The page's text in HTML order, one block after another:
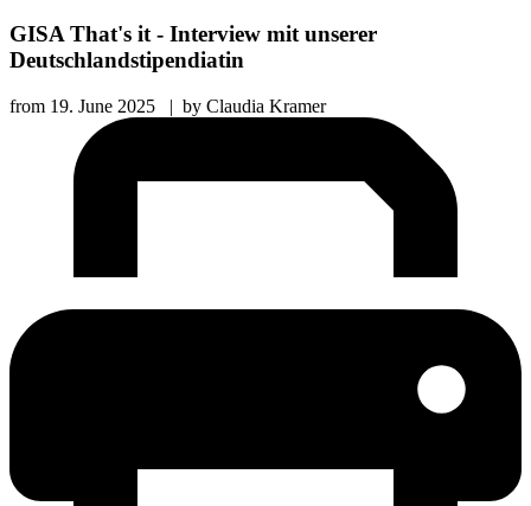
GISA That's it - Interview mit unserer
Deutschlandstipendiatin
from 19. June 2025 | by Claudia Kramer